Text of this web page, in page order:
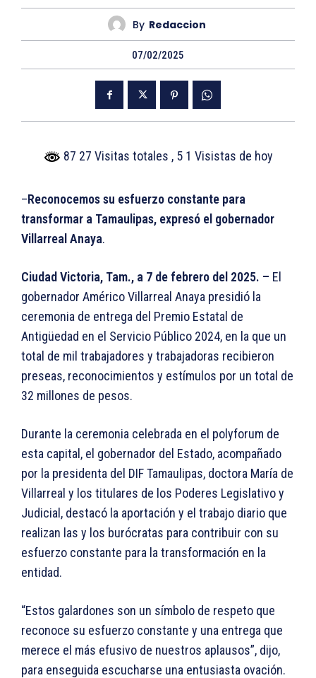
By Redaccion
07/02/2025
87 27 Visitas totales , 5 1 Visistas de hoy
–Reconocemos su esfuerzo constante para
transformar a Tamaulipas, expresó el gobernador
Villarreal Anaya.
Ciudad Victoria, Tam., a 7 de febrero del 2025. – El
gobernador Américo Villarreal Anaya presidió la
ceremonia de entrega del Premio Estatal de
Antigüedad en el Servicio Público 2024, en la que un
total de mil trabajadores y trabajadoras recibieron
preseas, reconocimientos y estímulos por un total de
32 millones de pesos.
Durante la ceremonia celebrada en el polyforum de
esta capital, el gobernador del Estado, acompañado
por la presidenta del DIF Tamaulipas, doctora María de
Villarreal y los titulares de los Poderes Legislativo y
Judicial, destacó la aportación y el trabajo diario que
realizan las y los burócratas para contribuir con su
esfuerzo constante para la transformación en la
entidad.
“Estos galardones son un símbolo de respeto que
reconoce su esfuerzo constante y una entrega que
merece el más efusivo de nuestros aplausos”, dijo,
para enseguida escucharse una entusiasta ovación.